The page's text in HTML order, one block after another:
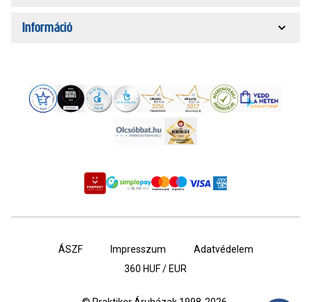
Információ
ÁSZF Impresszum
Adatvédelem
360 HUF / EUR